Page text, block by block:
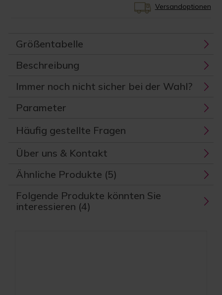
Versandoptionen
Größentabelle
Beschreibung
Immer noch nicht sicher bei der Wahl?
Parameter
Häufig gestellte Fragen
Über uns & Kontakt
Ähnliche Produkte (5)
Folgende Produkte könnten Sie
interessieren (4)